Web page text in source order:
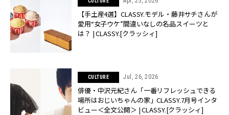
【手土産4選】CLASSY.モデル・藤井サチさんが
愛用“女子ウケ”間違いなしの名品スイーツと
は？ | CLASSY.[クラッシィ]
CULTURE Jul, 26, 2026
俳優・中沢元紀さん「一番リフレッシュできる
場所はおじいちゃんの家」CLASSY.7月号インタ
ビュー＜全文公開＞ | CLASSY.[クラッシィ]